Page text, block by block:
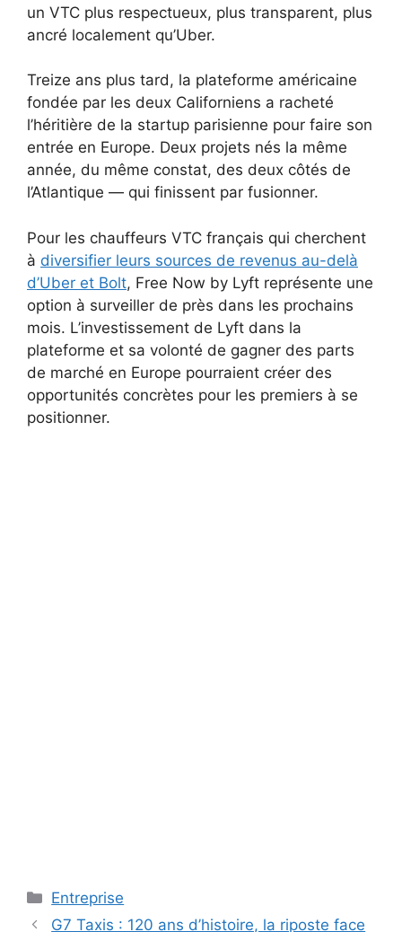
un VTC plus respectueux, plus transparent, plus
ancré localement qu’Uber.
Treize ans plus tard, la plateforme américaine
fondée par les deux Californiens a racheté
l’héritière de la startup parisienne pour faire son
entrée en Europe. Deux projets nés la même
année, du même constat, des deux côtés de
l’Atlantique — qui finissent par fusionner.
Pour les chauffeurs VTC français qui cherchent
à diversifier leurs sources de revenus au-delà
d’Uber et Bolt, Free Now by Lyft représente une
option à surveiller de près dans les prochains
mois. L’investissement de Lyft dans la
plateforme et sa volonté de gagner des parts
de marché en Europe pourraient créer des
opportunités concrètes pour les premiers à se
positionner.
Catégories
Entreprise
G7 Taxis : 120 ans d’histoire, la riposte face